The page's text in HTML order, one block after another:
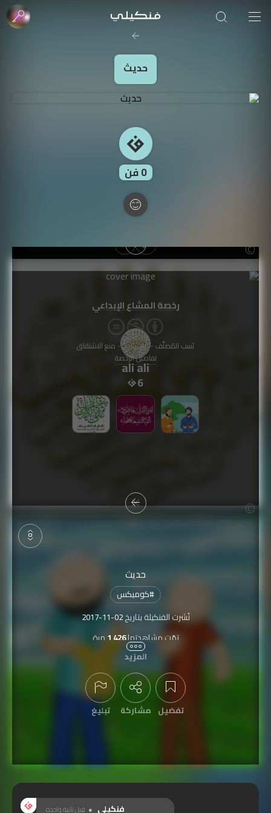
حديث
0فن
ali ali
6
حديث
#كوميكس
نُشرت الفنكيلة بتاريخ2017-11-02
تمّت مشاهدتها1,426مرة
المزيد
تفضيل مشاركة تبليغ
رخصة المشاع الإبداعي
نَسب المُصنَّف - غير تجاري - منع الاشتقاق
تفاصيل الرخصة
صورة الغلاف من فن
SOUFIANE Abid
فنكيلي قبل ثانية واحدة